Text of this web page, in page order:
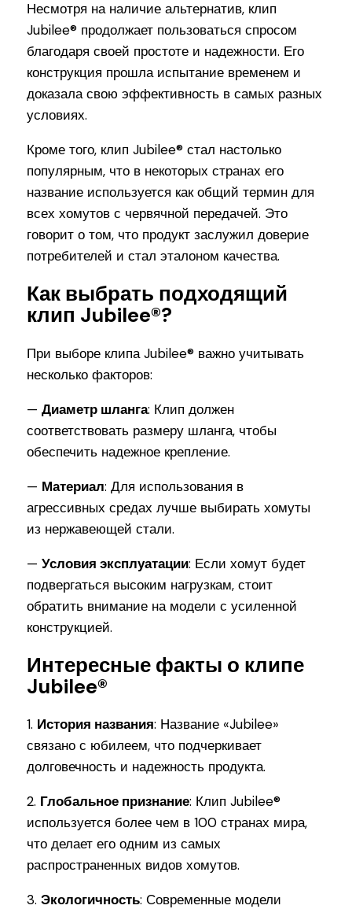
Несмотря на наличие альтернатив, клип
Jubilee® продолжает пользоваться спросом
благодаря своей простоте и надежности. Его
конструкция прошла испытание временем и
доказала свою эффективность в самых разных
условиях.
Кроме того, клип Jubilee® стал настолько
популярным, что в некоторых странах его
название используется как общий термин для
всех хомутов с червячной передачей. Это
говорит о том, что продукт заслужил доверие
потребителей и стал эталоном качества.
Как выбрать подходящий
клип Jubilee®?
При выборе клипа Jubilee® важно учитывать
несколько факторов:
—Диаметр шланга: Клип должен
соответствовать размеру шланга, чтобы
обеспечить надежное крепление.
— Материал: Для использования в
агрессивных средах лучше выбирать хомуты
из нержавеющей стали.
—Условия эксплуатации: Если хомут будет
подвергаться высоким нагрузкам, стоит
обратить внимание на модели с усиленной
конструкцией.
Интересные факты о клипе
Jubilee®
1. История названия: Название «Jubilee»
связано с юбилеем, что подчеркивает
долговечность и надежность продукта.
2. Глобальное признание: Клип Jubilee®
используется более чем в 100 странах мира,
что делает его одним из самых
распространенных видов хомутов.
3.Экологичность: Современные модели